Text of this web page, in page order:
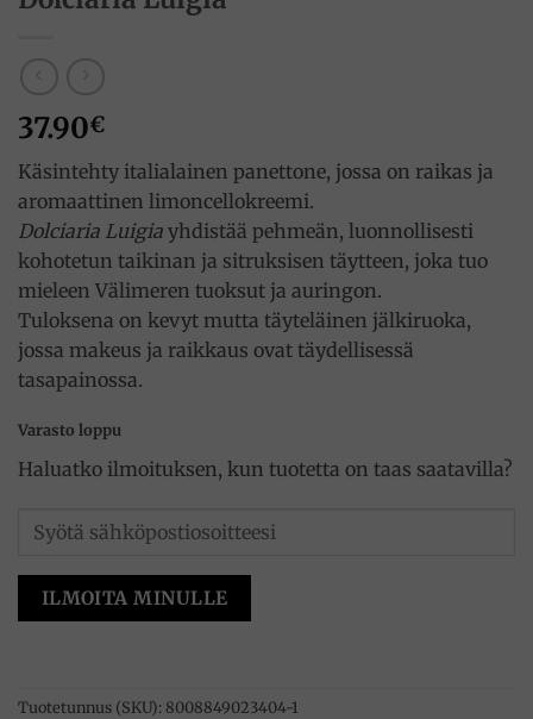
37.90€
Käsintehty italialainen panettone, jossa on raikas ja
aromaattinen limoncellokreemi.
Dolciaria Luigia yhdistää pehmeän, luonnollisesti
kohotetun taikinan ja sitruksisen täytteen, joka tuo
mieleen Välimeren tuoksut ja auringon.
Tuloksena on kevyt mutta täyteläinen jälkiruoka,
jossa makeus ja raikkaus ovat täydellisessä
tasapainossa.
Varasto loppu
Haluatko ilmoituksen, kun tuotetta on taas saatavilla?
ILMOITA MINULLE
Tuotetunnus (SKU): 8008849023404-1